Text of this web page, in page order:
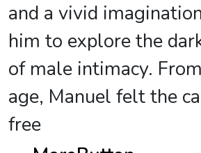
and a vivid
him to explore the
of male intimacy.
age, Manuel felt the
free